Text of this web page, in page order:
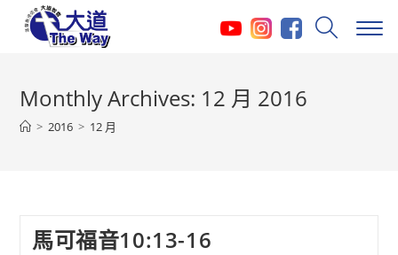
Monthly Archives: 12 月 2016
> 2016 > 12 月
馬可福音10:13-16